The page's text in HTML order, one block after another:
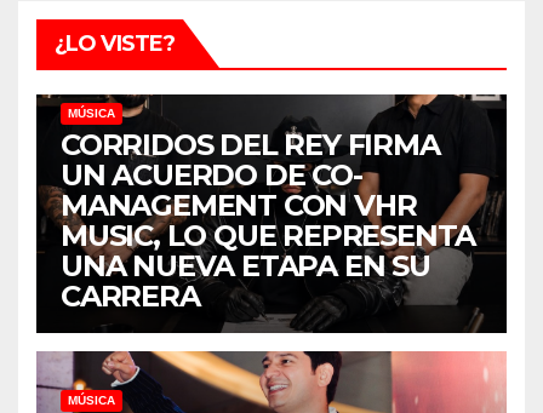
¿LO VISTE?
MÚSICA
CORRIDOS DEL REY FIRMA
UN ACUERDO DE CO-
MANAGEMENT CON VHR
MUSIC, LO QUE REPRESENTA
UNA NUEVA ETAPA EN SU
CARRERA
MÚSICA